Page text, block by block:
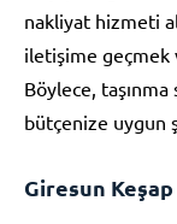
nakliyat hizmeti
iletişime geçmek
Böylece,
bütçenize uygun
Giresun